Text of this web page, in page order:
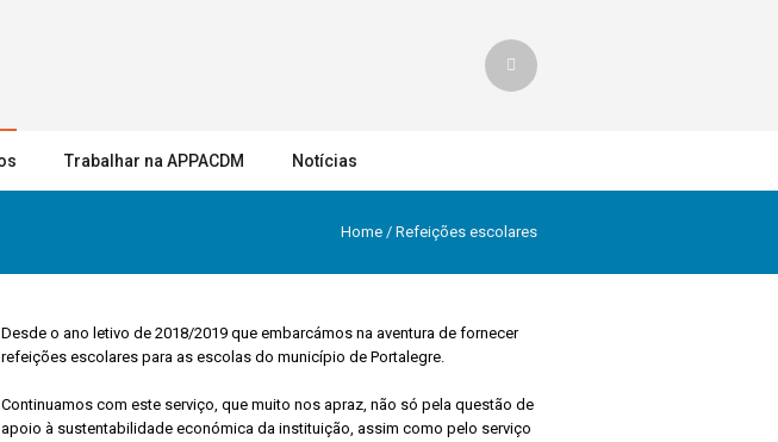
Trabalhar na APPACDM Notícias
Home / Refeições escolares
Desde o ano letivo de 2018/2019 que embarcámos na aventura de fornecer
refeições escolares para as escolas do município de Portalegre.
Continuamos com este serviço, que muito nos apraz, não só pela questão de
apoio à sustentabilidade económica da instituição, assim como pelo serviço